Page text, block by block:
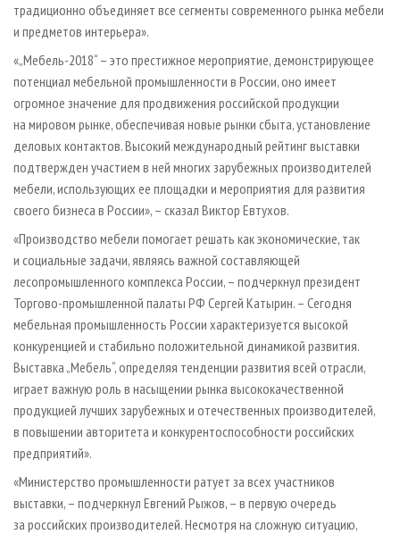
традиционно объединяет все сегменты современного рынка мебели
и предметов интерьера».
«„Мебель-2018“ – это престижное мероприятие, демонстрирующее
потенциал мебельной промышленности в России, оно имеет
огромное значение для продвижения российской продукции
на мировом рынке, обеспечивая новые рынки сбыта, установление
деловых контактов. Высокий международный рейтинг выставки
подтвержден участием в ней многих зарубежных производителей
мебели, использующих ее площадки и мероприятия для развития
своего бизнеса в России», – сказал Виктор Евтухов.
«Производство мебели помогает решать как экономические, так
и социальные задачи, являясь важной составляющей
лесопромышленного комплекса России, – подчеркнул президент
Торгово-промышленной палаты РФ Сергей Катырин. – Сегодня
мебельная промышленность России характеризуется высокой
конкуренцией и стабильно положительной динамикой развития.
Выставка „Мебель“, определяя тенденции развития всей отрасли,
играет важную роль в насыщении рынка высококачественной
продукцией лучших зарубежных и отечественных производителей,
в повышении авторитета и конкурентоспособности российских
предприятий».
«Министерство промышленности ратует за всех участников
выставки, – подчеркнул Евгений Рыжов, – в первую очередь
за российских производителей. Несмотря на сложную ситуацию,